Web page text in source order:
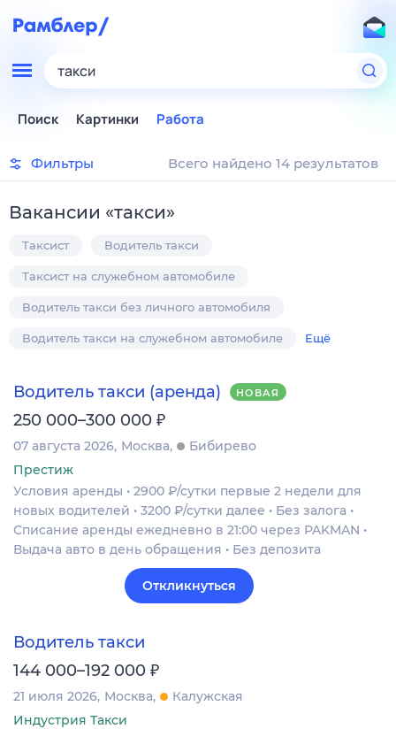
такси
Поиск Картинки Работа
Фильтры Всего найдено 14 результатов
Вакансии «такси»
Таксист Водитель такси
Таксист на служебном автомобиле
Водитель такси без личного автомобиля
Водитель такси на служебном автомобиле Ещё
Водитель такси (аренда) НОВАЯ
250 000–300 000 ₽
07 августа 2026 Москва
Бибирево
Престиж
Условия аренды • 2900 ₽/сутки первые 2 недели для
новых водителей • 3200 ₽/сутки далее • Без залога •
Списание аренды ежедневно в 21:00 через PAKMAN •
Выдача авто в день обращения • Без депозита
Откликнуться
Водитель такси
144 000–192 000 ₽
21 июля 2026 Москва
Калужская
Индустрия Такси